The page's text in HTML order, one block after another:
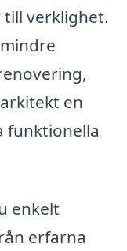
verklighet.
en
funktionella
enkelt
erfarna